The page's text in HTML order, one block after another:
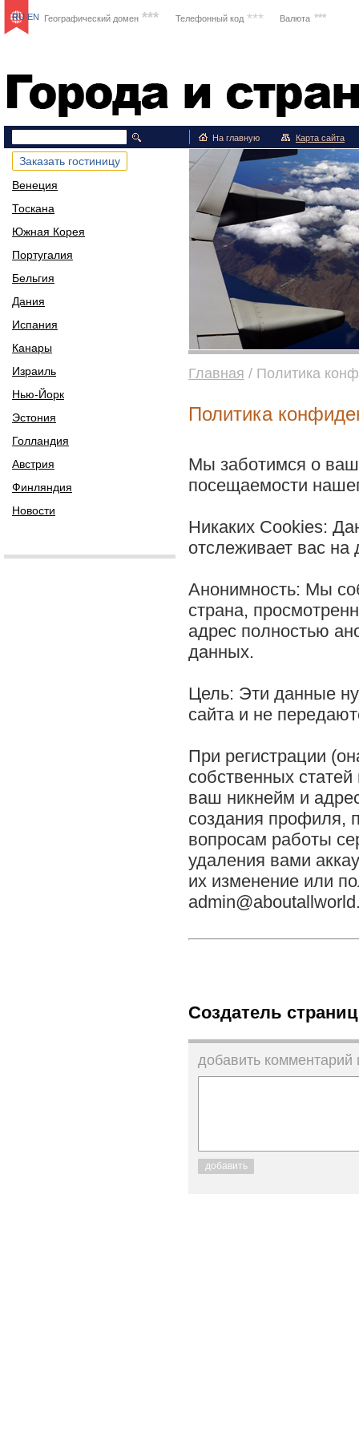
Путешествия
Географический домен *** Телефонный код *** Валюта ***
RU EN
На главную Карта сайта
Заказать гостиницу
Венеция
Тоскана
Южная Корея
Португалия
Бельгия
Дания
Испания
Канары
Израиль
Нью-Йорк
Эстония
Голландия
Австрия
Финляндия
Новости
Главная / Политика
Политика
Мы заботимся о
посещаемости
Никаких Cookies:
отслеживает вас на
Анонимность: Мы
страна,
адрес полностью
данных.
Цель: Эти данные
сайта и не
При регистрации
собственных
ваш никнейм и
создания профиля,
вопросам работы
удаления вами
их изменение или
Создатель
добавить
добавить